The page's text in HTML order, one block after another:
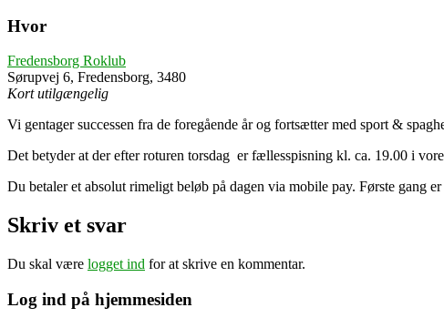
Hvor
Fredensborg Roklub
Sørupvej 6, Fredensborg, 3480
Kort utilgængelig
Vi gentager successen fra de foregående år og fortsætter med sport &
Det betyder at der efter roturen torsdag er fællesspisning kl. ca. 19.00 i
Du betaler et absolut rimeligt beløb på dagen via mobile pay. Første gang
Skriv et svar
Du skal være logget ind for at skrive en kommentar.
Log ind på hjemmesiden